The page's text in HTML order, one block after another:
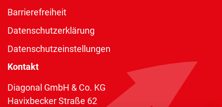
Barrierefreiheit
Datenschutzerklärung
Datenschutzeinstellungen
Kontakt
Diagonal GmbH & Co. KG
Havixbecker Straße 62